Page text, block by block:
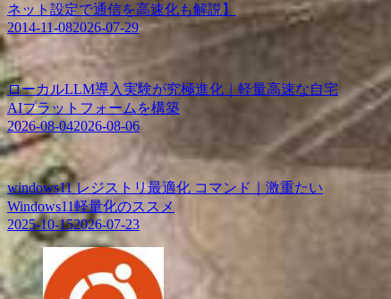
ネット設定で通信を高速化も解説】
2014-11-082026-07-29
ローカルLLM導入実験が究極進化｜軽量高速な自宅
AIプラットフォームを構築
2026-08-042026-08-06
windows11 レジストリ最適化 コマンド｜激重たい
Windows11軽量化のススメ
2025-10-152026-07-23